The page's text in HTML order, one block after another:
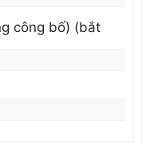
công bố) (bắt